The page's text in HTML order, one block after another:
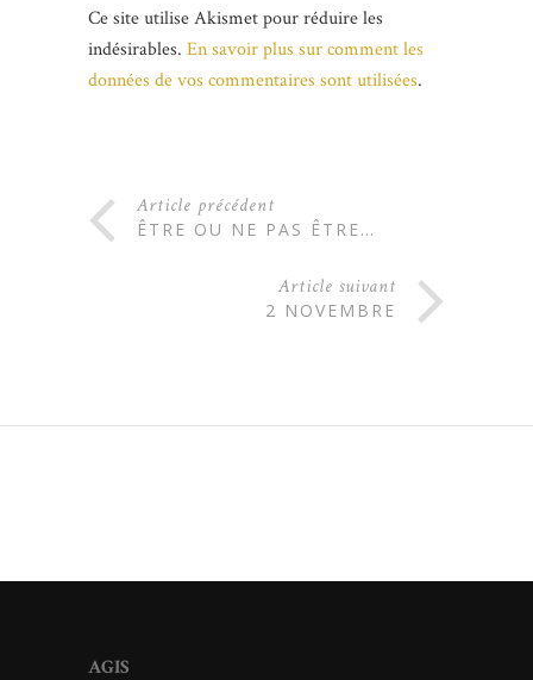
Ce site utilise Akismet pour réduire les
indésirables. En savoir plus sur comment les
données de vos commentaires sont utilisées.
Article précédent
ÊTRE OU NE PAS ÊTRE…
Article suivant
2 NOVEMBRE
AGIS